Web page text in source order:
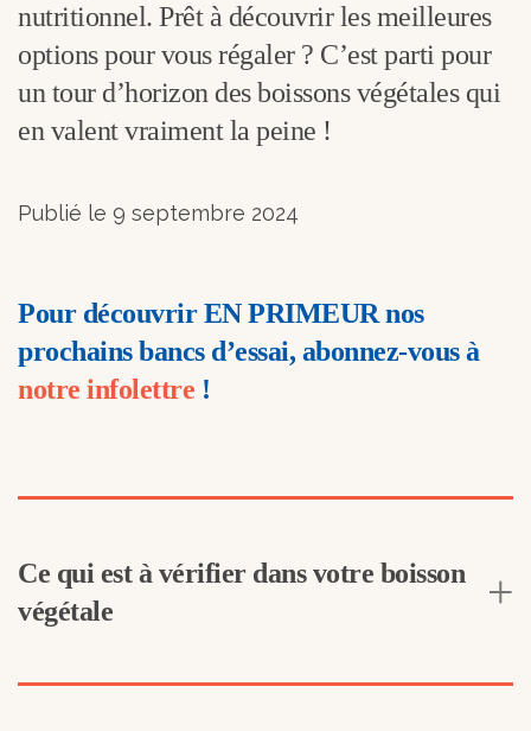
nutritionnel. Prêt à découvrir les meilleures
options pour vous régaler ? C’est parti pour
un tour d’horizon des boissons végétales qui
en valent vraiment la peine !
Publié le 9 septembre 2024
Pour découvrir EN PRIMEUR nos
prochains bancs d’essai, abonnez-vous à
notre infolettre !
Ce qui est à vérifier dans votre boisson
végétale